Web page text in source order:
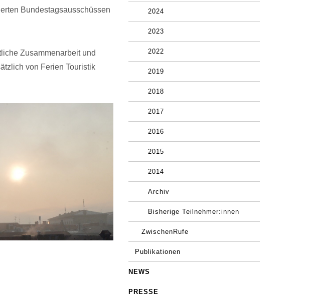
Bundestagsausschüssen
Zusammenarbeit und
von Ferien Touristik
2024
2023
2022
2019
2018
2017
2016
2015
2014
Archiv
Bisherige Teilnehmer:innen
ZwischenRufe
Publikationen
NEWS
PRESSE